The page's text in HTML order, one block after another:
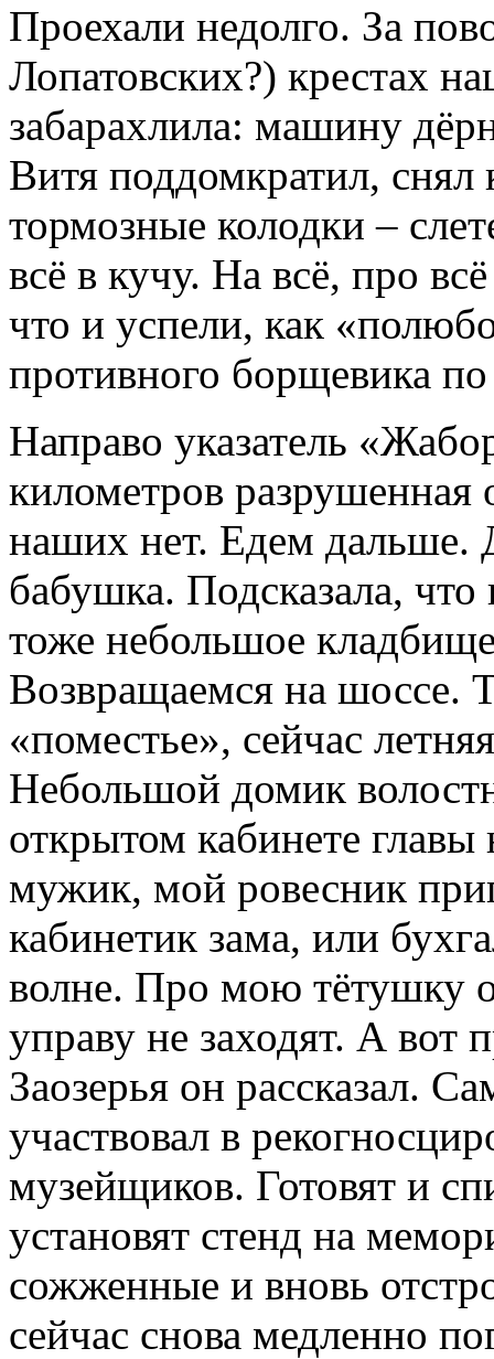
Проехали недолго. За
Лопатовских?) крестах
забарахлила: машину
Витя поддомкратил, снял
тормозные колодки –
всё в кучу. На всё, про
что и успели, как
противного борщевика
Направо указатель
километров разрушенная
наших нет. Едем дальше.
бабушка. Подсказала, что
тоже небольшое
Возвращаемся на шоссе.
«поместье», сейчас
Небольшой домик
открытом кабинете
мужик, мой ровесник
кабинетик зама, или
волне. Про мою тётушку
управу не заходят. А вот
Заозерья он рассказал.
участвовал в
музейщиков. Готовят и
установят стенд на
сожженные и вновь
сейчас снова медленно